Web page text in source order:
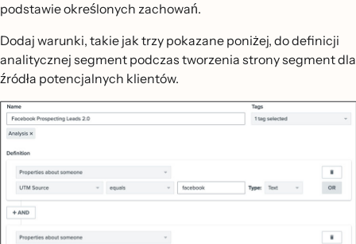
podstawie określonych zachowań.
Dodaj warunki, takie jak trzy pokazane poniżej, do definicji
analitycznej segment podczas tworzenia strony segment dla
źródła potencjalnych klientów.